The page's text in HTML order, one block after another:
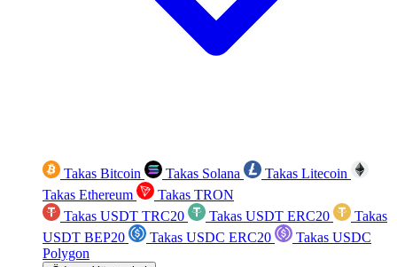
Takas Bitcoin Takas Solana
Takas Litecoin
Takas Ethereum
Takas TRON
Takas USDT TRC20
Takas USDT ERC20
Takas
USDT BEP20
Takas USDC ERC20
Takas USDC
Polygon